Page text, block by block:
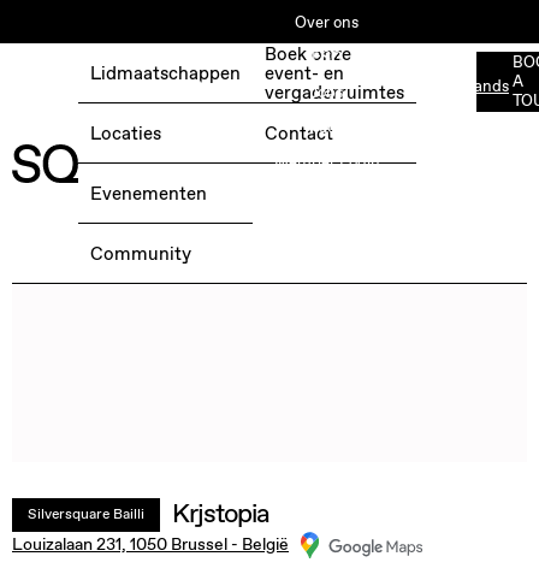
BOEK EEN GRATIS TESTDAG →
Over ons
ESG
Jobs
Media
Member Login
Nederlands
Lidmaatschappen
Locaties
Evenementen
Community
Boek onze
event- en
vergaderruimtes
Contact
A
Silversquare Bailli Krjstopia
Louizalaan 231, 1050 Brussel - België